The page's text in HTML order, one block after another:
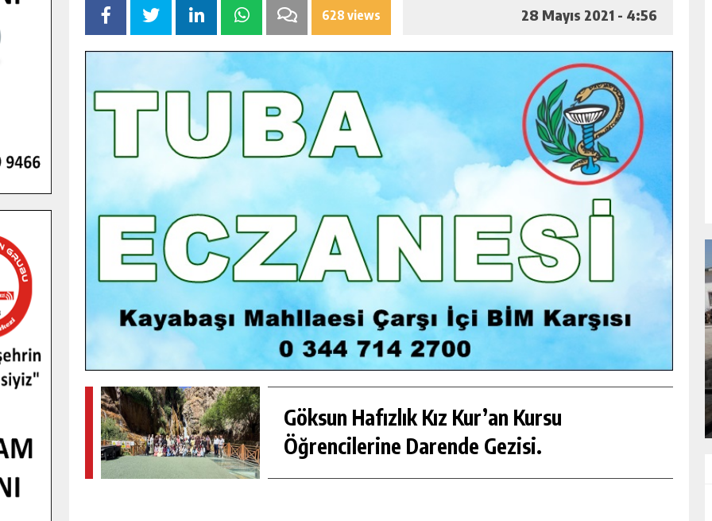
628 views 28 Mayıs 2021 - 4:56
Göksun Hafızlık Kız Kur’an Kursu
Öğrencilerine Darende Gezisi.
GÜNLÜK HABER AKIŞI
GENÇLER PUSULA MARAŞ KAMPINDA
YENI MEDYA VE FOTOĞRAFÇILIĞI
GÜNLÜK HABER AKIŞI
GÖKSUN HAFIZLIK KIZ KUR’AN KURSU
ÖĞRENCILERINE DARENDE GEZISI.